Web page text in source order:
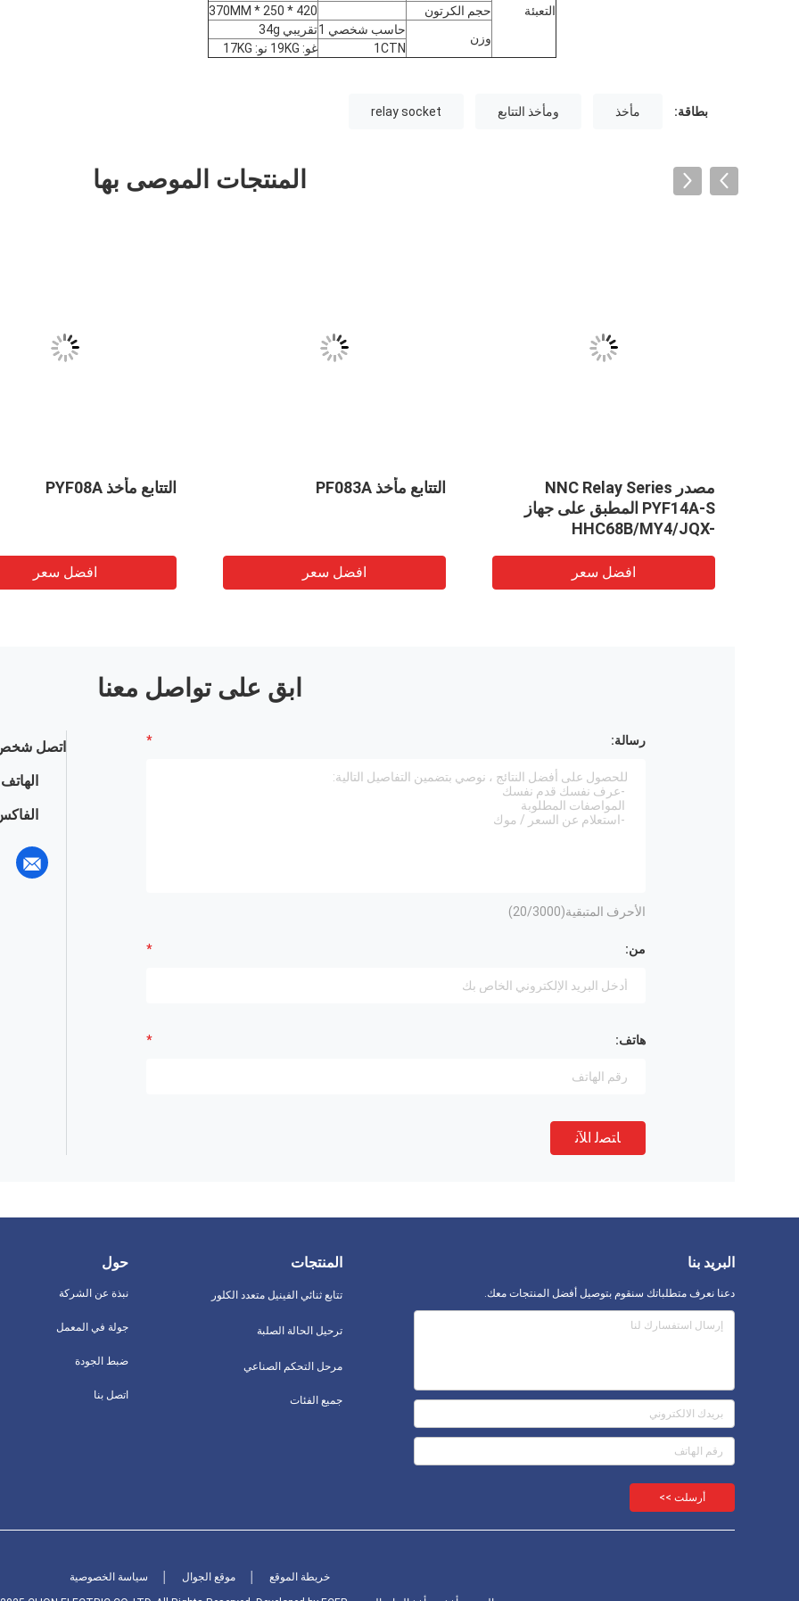
التعبئة
حجم الكرتون
420 * 250 * 370MM
وزن
حاسب شخصي 1
تقريبي 34g
1CTN
غو: 19KG نو: 17KG
بطاقة: مأخذ ومأخذ التتابع relay socket
المنتجات الموصى بها
التتابع مأخذ PYF08A
افضل سعر
التتابع مأخذ PF083A
افضل سعر
مصدر NNC Relay Series
PYF14A-S المطبق على جهاز
HHC68B/MY4/JQX-
افضل سعر
ابق على تواصل معنا
اتصل رسالة:
الأحرف المتبقية( 20/3000)
من:
هاتف:
ﺎﺘﺼﻟ ﺍﻶﻧ
حول
نبذة عن الشركة
جولة في المعمل
ضبط الجودة
اتصل بنا
المنتجات
تتابع ثنائي الفينيل متعدد الكلور
ترحيل الحالة الصلبة
مرحل التحكم الصناعي
جميع الفئات
البريد بنا
دعنا نعرف متطلباتك سنقوم بتوصيل أفضل المنتجات معك.
أرسلت >>
خريطة الموقع موقع الجوال سياسة الخصوصية